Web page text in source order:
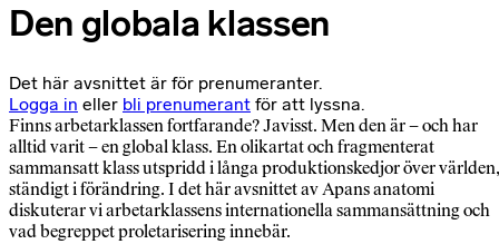
Den globala klassen
Det här avsnittet är för prenumeranter.
Logga in eller bli prenumerant för att lyssna.
Finns arbetarklassen fortfarande? Javisst. Men den är – och har
alltid varit – en global klass. En olikartat och fragmenterat
sammansatt klass utspridd i långa produktionskedjor över världen,
ständigt i förändring. I det här avsnittet av Apans anatomi
diskuterar vi arbetarklassens internationella sammansättning och
vad begreppet proletarisering innebär.